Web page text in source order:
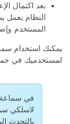
بعد اكتمال
النظام
المستخدم
يمكنك استخدام
لمستخدميك في
في سماعة
لاسلكي